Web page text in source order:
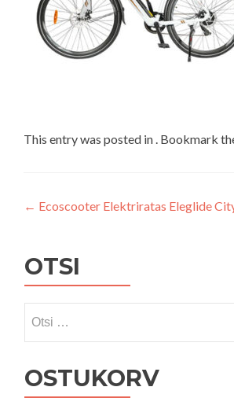
This entry was posted in . Bookmark
Navigeerimine
← Ecoscooter Elektriratas Eleglide
OTSI
OSTUKORV